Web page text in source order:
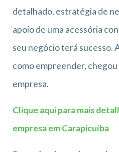
detalhado, estratégia de
apoio de uma acessória
seu negócio terá sucesso.
como empreender, chegou
empresa.
Clique aqui para mais
empresa em Carapicuíba